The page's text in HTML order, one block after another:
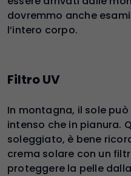
dovremmo anche
l’intero corpo.
Filtro UV
In montagna, il sole
intenso che in pianura.
soleggiato, è bene
crema solare con un
proteggere la pelle